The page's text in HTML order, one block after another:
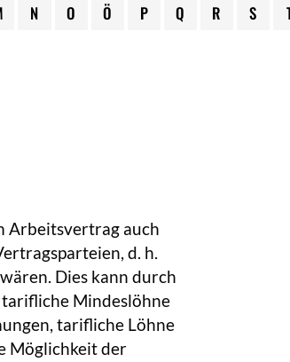
N O Ö P Q R S
Arbeitsvertrag auch
d. h.
Dies kann durch
Mindeslöhne
tarifliche Löhne
Möglichkeit der